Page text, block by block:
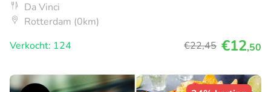
Da Vinci
Rotterdam (0km)
Verkocht: 124
€22,45 €12,50